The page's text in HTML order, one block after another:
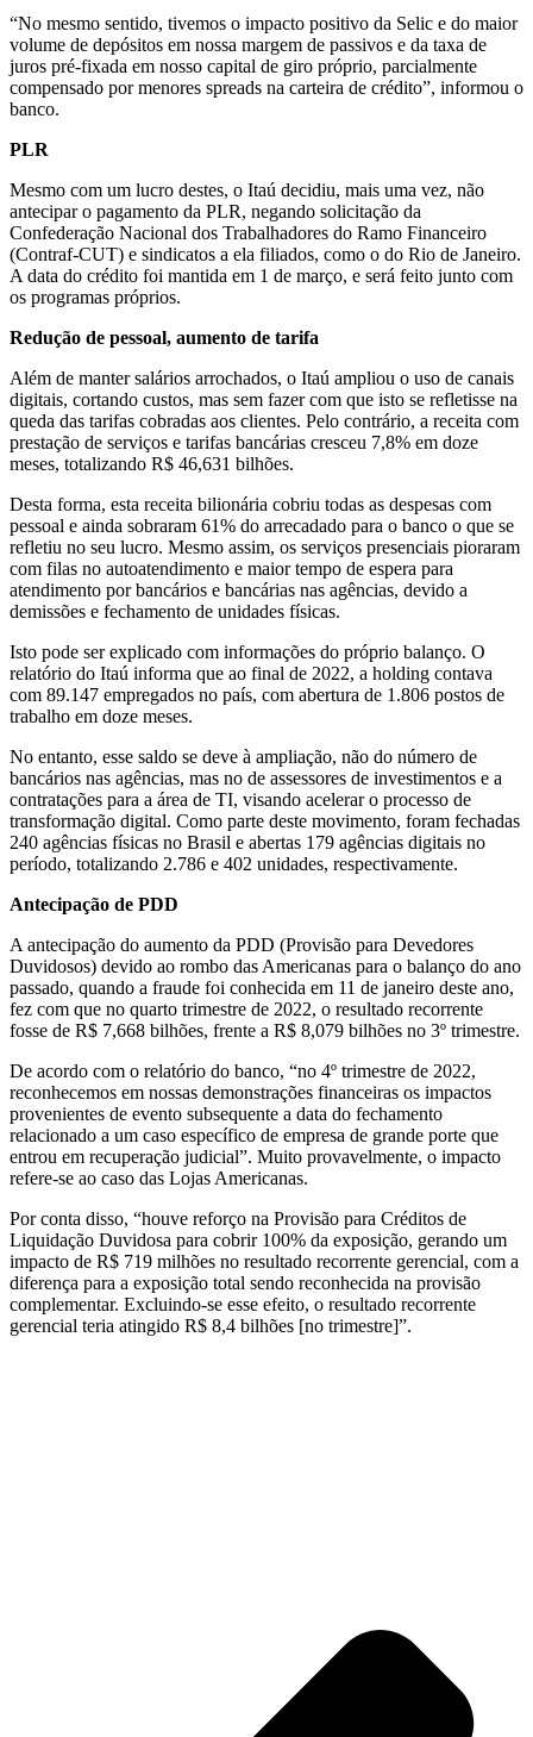
“No mesmo sentido, tivemos o impacto positivo da Selic e do maior
volume de depósitos em nossa margem de passivos e da taxa de
juros pré-fixada em nosso capital de giro próprio, parcialmente
compensado por menores spreads na carteira de crédito”, informou o
banco.
PLR
Mesmo com um lucro destes, o Itaú decidiu, mais uma vez, não
antecipar o pagamento da PLR, negando solicitação da
Confederação Nacional dos Trabalhadores do Ramo Financeiro
(Contraf-CUT) e sindicatos a ela filiados, como o do Rio de Janeiro.
A data do crédito foi mantida em 1 de março, e será feito junto com
os programas próprios.
Redução de pessoal, aumento de tarifa
Além de manter salários arrochados, o Itaú ampliou o uso de canais
digitais, cortando custos, mas sem fazer com que isto se refletisse na
queda das tarifas cobradas aos clientes. Pelo contrário, a receita com
prestação de serviços e tarifas bancárias cresceu 7,8% em doze
meses, totalizando R$ 46,631 bilhões.
Desta forma, esta receita bilionária cobriu todas as despesas com
pessoal e ainda sobraram 61% do arrecadado para o banco o que se
refletiu no seu lucro. Mesmo assim, os serviços presenciais pioraram
com filas no autoatendimento e maior tempo de espera para
atendimento por bancários e bancárias nas agências, devido a
demissões e fechamento de unidades físicas.
Isto pode ser explicado com informações do próprio balanço. O
relatório do Itaú informa que ao final de 2022, a holding contava
com 89.147 empregados no país, com abertura de 1.806 postos de
trabalho em doze meses.
No entanto, esse saldo se deve à ampliação, não do número de
bancários nas agências, mas no de assessores de investimentos e a
contratações para a área de TI, visando acelerar o processo de
transformação digital. Como parte deste movimento, foram fechadas
240 agências físicas no Brasil e abertas 179 agências digitais no
período, totalizando 2.786 e 402 unidades, respectivamente.
Antecipação de PDD
A antecipação do aumento da PDD (Provisão para Devedores
Duvidosos) devido ao rombo das Americanas para o balanço do ano
passado, quando a fraude foi conhecida em 11 de janeiro deste ano,
fez com que no quarto trimestre de 2022, o resultado recorrente
fosse de R$ 7,668 bilhões, frente a R$ 8,079 bilhões no 3º trimestre.
De acordo com o relatório do banco, “no 4º trimestre de 2022,
reconhecemos em nossas demonstrações financeiras os impactos
provenientes de evento subsequente a data do fechamento
relacionado a um caso específico de empresa de grande porte que
entrou em recuperação judicial”. Muito provavelmente, o impacto
refere-se ao caso das Lojas Americanas.
Por conta disso, “houve reforço na Provisão para Créditos de
Liquidação Duvidosa para cobrir 100% da exposição, gerando um
impacto de R$ 719 milhões no resultado recorrente gerencial, com a
diferença para a exposição total sendo reconhecida na provisão
complementar. Excluindo-se esse efeito, o resultado recorrente
gerencial teria atingido R$ 8,4 bilhões [no trimestre]”.